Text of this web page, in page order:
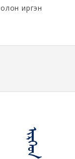
олон иргэн
ᠢᠷᠭᠡᠳ